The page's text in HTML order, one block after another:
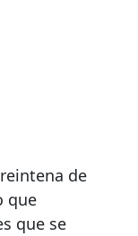
de
que
que se